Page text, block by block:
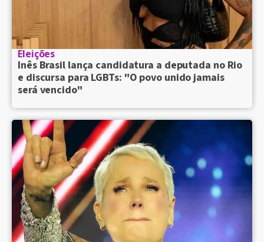
Eleições
Inês Brasil lança candidatura a deputada no Rio
e discursa para LGBTs: "O povo unido jamais
será vencido"